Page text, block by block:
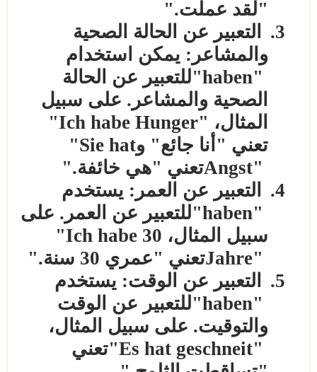
"لقد عملت".
3.
التعبير عن الحالة الصحية
والمشاعر: يمكن استخدام
"haben"للتعبير عن الحالة
الصحية والمشاعر. على سبيل
المثال، "Ich habe Hunger"
تعني "أنا جائع" و"Sie hat
Angst"تعني "هي خائفة".
4.
التعبير عن العمر: يستخدم
"haben"للتعبير عن العمر. على
سبيل المثال، "Ich habe 30
Jahre"تعني "عمري 30 سنة
".
5.
التعبير عن الوقت: يستخدم
"haben"للتعبير عن الوقت
والتوقيت. على سبيل المثال،
"Es hat geschneit"تعني